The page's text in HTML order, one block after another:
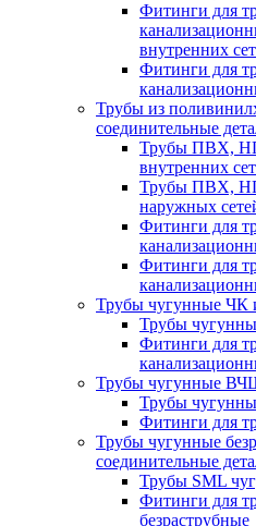
Фитинги для
внутренних
Фитинги для
Трубы из
соединительные
Трубы ПВХ,
внутренних
Трубы ПВХ,
наружных
Фитинги для
Фитинги для
Трубы чугунные ЧК
Трубы
Фитинги для
Трубы чугунные
Трубы
Фитинги для
Трубы чугунные
соединительные
Трубы SML
Фитинги для
безраструбные